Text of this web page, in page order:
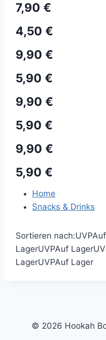
7,90 €
4,50 €
9,90 €
5,90 €
9,90 €
5,90 €
9,90 €
5,90 €
Home
Snacks & Drinks
Sortieren nach:UVP
LagerUVPAuf Lager
LagerUVPAuf Lager
© 2026 Hookah